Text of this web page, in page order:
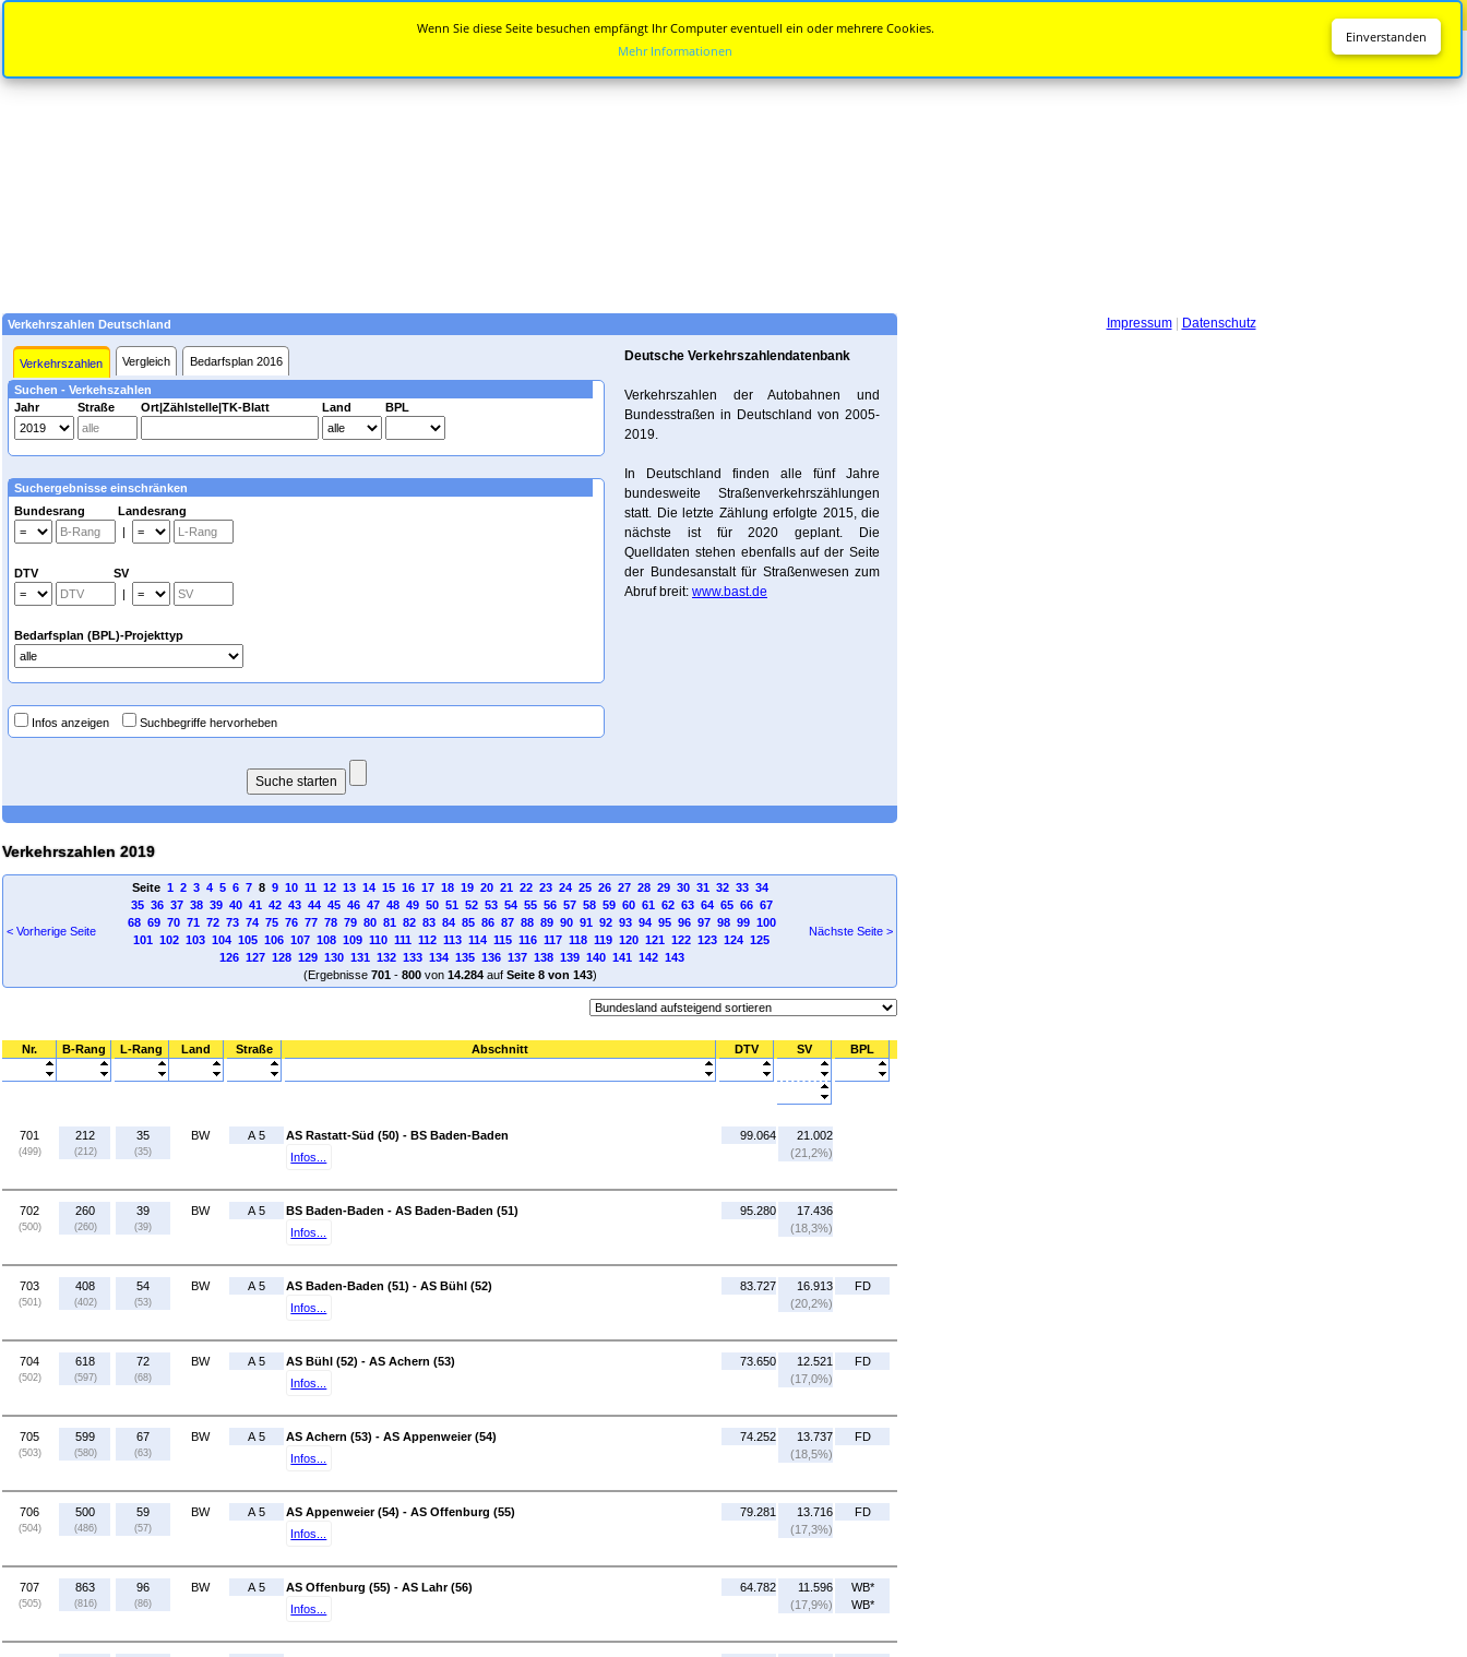
Verkehrszahlen Deutschland
Verkehrszahlen Vergleich Bedarfsplan 2016
Suchen - Verkehszahlen
Jahr
Straße Ort|Zählstelle|TK-Blatt Land BPL
Suchergebnisse einschränken
Bundesrang Landesrang
|
DTV SV
|
Bedarfsplan (BPL)-Projekttyp
Infos anzeigen Suchbegriffe hervorheben
Deutsche Verkehrszahlendatenbank
Verkehrszahlen der Autobahnen und
Bundesstraßen in Deutschland von 2005-
2019.
In Deutschland finden alle fünf Jahre
bundesweite Straßenverkehrszählungen
statt. Die letzte Zählung erfolgte 2015, die
nächste ist für 2020 geplant. Die
Quelldaten stehen ebenfalls auf der Seite
der Bundesanstalt für Straßenwesen zum
Abruf breit: www.bast.de
Verkehrszahlen 2019
< Vorherige Seite
Seite 1 2 3 4 5 6 78 9 10 11 12 13 14 15 16 17 18 19 20 21 22 23 24 25 26 27 28 29 30 31 32 33 34
35 36 37 38 39 40 41 42 43 44 45 46 47 48 49 50 51 52 53 54 55 56 57 58 59 60 61 62 63 64 65 66 67
68 69 70 71 72 73 74 75 76 77 78 79 80 81 82 83 84 85 86 87 88 89 90 91 92 93 94 95 96 97 98 99 100
101 102 103 104 105 106 107 108 109 110 111 112 113 114 115 116 117 118 119 120 121 122 123 124 125
126 127 128 129 130 131 132 133 134 135 136 137 138 139 140 141 142 143
(Ergebnisse 701- 800von 14.284auf Seite 8 von 143)
Nächste Seite >
Nr. B-Rang L-Rang Land Straße Abschnitt DTV SV BPL
701
(499)
212
(212)
35
(35)
BW A 5
AS Rastatt-Süd (50) - BS Baden-Baden
Infos...
99.064
21.002
(21,2%)
702
(500)
260
(260)
39
(39)
BW A 5
BS Baden-Baden - AS Baden-Baden (51)
Infos...
95.280
17.436
(18,3%)
703
(501)
408
(402)
54
(53)
BW A 5
AS Baden-Baden (51) - AS Bühl (52)
Infos...
83.727
16.913
(20,2%)
FD
704
(502)
618
(597)
72
(68)
BW A 5
AS Bühl (52) - AS Achern (53)
Infos...
73.650
12.521
(17,0%)
FD
705
(503)
599
(580)
67
(63)
BW A 5
AS Achern (53) - AS Appenweier (54)
Infos...
74.252
13.737
(18,5%)
FD
706
(504)
500
(486)
59
(57)
BW A 5
AS Appenweier (54) - AS Offenburg (55)
Infos...
79.281
13.716
(17,3%)
FD
707
(505)
863
(816)
96
(86)
BW A 5
AS Offenburg (55) - AS Lahr (56)
Infos...
64.782
11.596
(17,9%)
WB*
WB*
Impressum| Datenschutz
Einverstanden
Wenn Sie diese Seite besuchen empfängt Ihr Computer eventuell ein oder mehrere Cookies.
Mehr Informationen